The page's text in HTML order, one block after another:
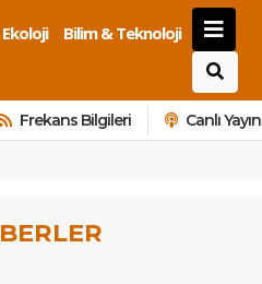
Ekoloji
Bilim & Teknoloji
Frekans Bilgileri Canlı Yayın